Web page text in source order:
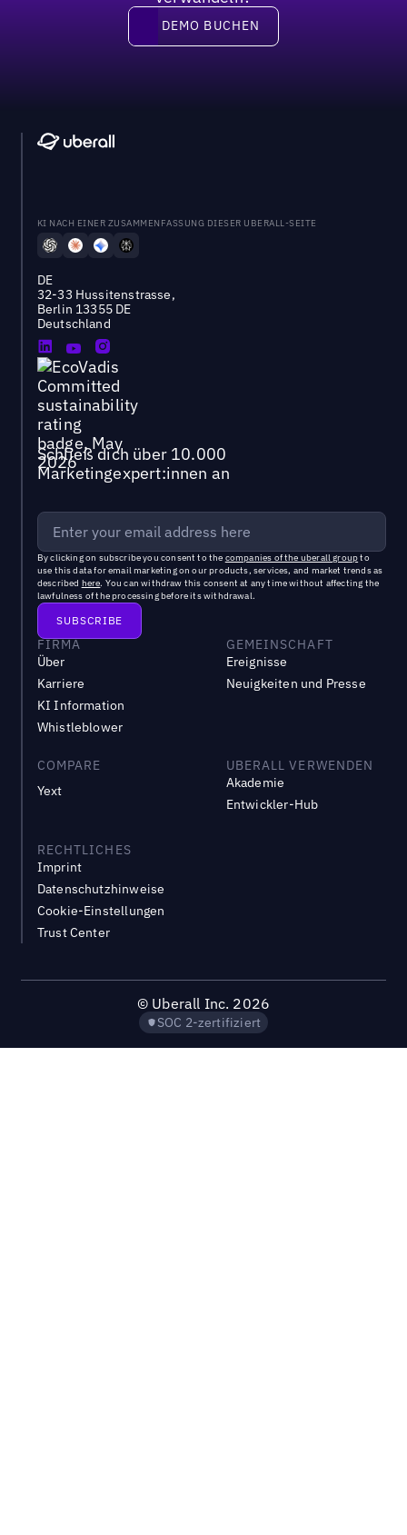
DEMO BUCHEN
DEMO BUCHEN
KI NACH EINER ZUSAMMENFASSUNG DIESER UBERALL-SEITE
DE
32-33 Hussitenstrasse,
Berlin 13355 DE
Deutschland
Schließ dich über 10.000
Marketingexpert:innen an
By clicking on subscribe you consent to the companies of the uberall groupto
use this data for email marketing on our products, services, and market trends as
described here. You can withdraw this consent at any time without affecting the
lawfulness of the processing before its withdrawal.
FIRMA
Über
Karriere
KI Information
Whistleblower
GEMEINSCHAFT
Ereignisse
Neuigkeiten und Presse
COMPARE
Yext
UBERALL VERWENDEN
Akademie
Entwickler-Hub
RECHTLICHES
Imprint
Datenschutzhinweise
Cookie-Einstellungen
Trust Center
© Uberall Inc. 2026
SOC 2-zertifiziert